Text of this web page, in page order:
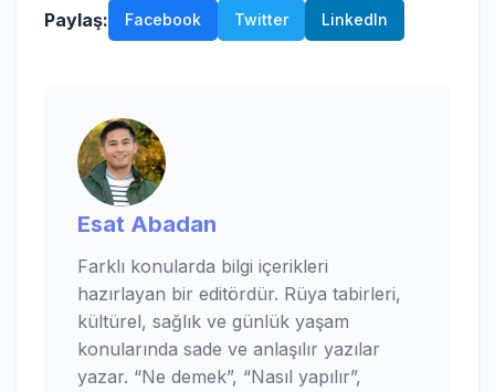
Paylaş: Facebook Twitter LinkedIn
Esat Abadan
Farklı konularda bilgi içerikleri
hazırlayan bir editördür. Rüya tabirleri,
kültürel, sağlık ve günlük yaşam
konularında sade ve anlaşılır yazılar
yazar. “Ne demek”, “Nasıl yapılır”,